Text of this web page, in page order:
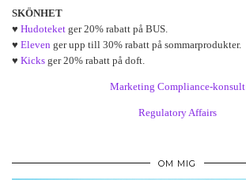
SKÖNHET
♥ Hudoteket ger 20% rabatt på BUS.
♥ Eleven ger upp till 30% rabatt på sommarprodukter.
♥ Kicks ger 20% rabatt på doft.
Marketing Compliance-konsult
Regulatory Affairs
OM MIG